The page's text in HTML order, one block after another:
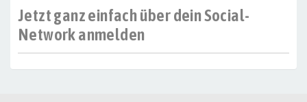
Jetzt ganz einfach über dein Social-
Network anmelden